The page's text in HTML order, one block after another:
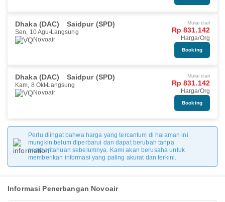
Dhaka (DAC) Saidpur (SPD)
Sen, 10 Agu Langsung
Novoair
Mulai dari
Rp 831.142
Harga/Org
Booking
Dhaka (DAC) Saidpur (SPD)
Kam, 8 Okt Langsung
Novoair
Mulai dari
Rp 831.142
Harga/Org
Booking
Perlu diingat bahwa harga yang tercantum di halaman ini
mungkin belum diperbarui dan dapat berubah tanpa
pemberitahuan sebelumnya. Kami akan berusaha untuk
memberikan informasi yang paling akurat dan terkini.
Informasi Penerbangan Novoair